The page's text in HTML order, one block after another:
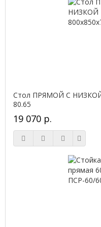
Стол ПРЯМОЙ С
80.65
19 070 р.